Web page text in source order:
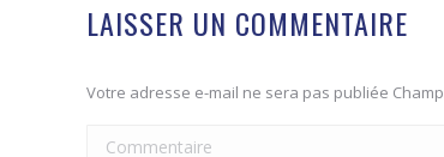
LAISSER UN COMMENTAIRE
Votre adresse e-mail ne sera pas publiée
Commentaire